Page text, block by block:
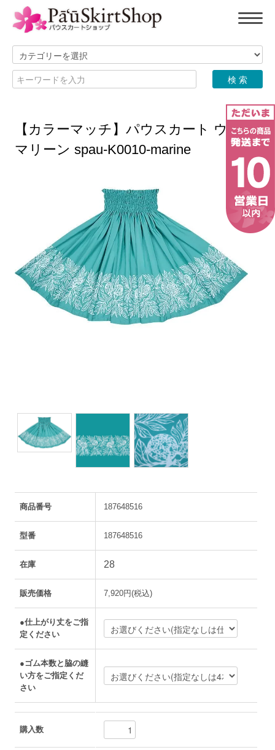
【カラーマッチ】パウスカート ウル柄
マリーン spau-K0010-marine
商品番号 187648516
型番 187648516
在庫 28
販売価格 7,920円(税込)
●仕上がり丈をご指
定ください
●ゴム本数と脇の縫
い方をご指定くだ
さい
購入数